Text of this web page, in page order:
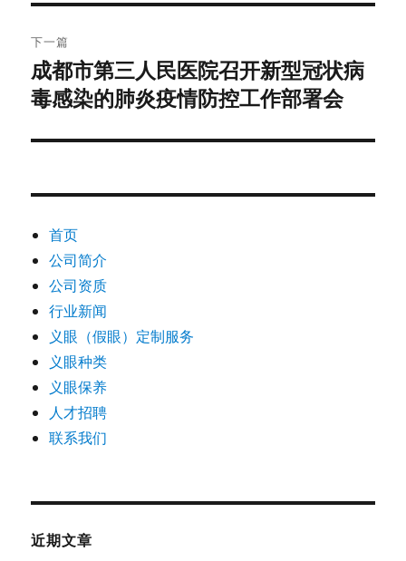
章：
下一篇
下
篇
章：
成都市第三人民医院召开新型冠状病
毒感染的肺炎疫情防控工作部署会
首页
公司简介
公司资质
行业新闻
义眼（假眼）定制服务
义眼种类
义眼保养
人才招聘
联系我们
近期文章